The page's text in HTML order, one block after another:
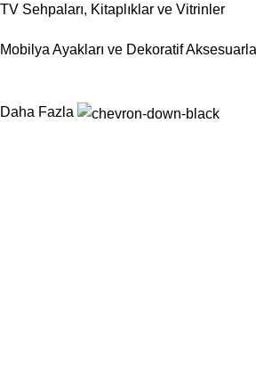
TV Sehpaları, Kitaplıklar ve Vitrinler
Mobilya Ayakları ve Dekoratif
Daha Fazla